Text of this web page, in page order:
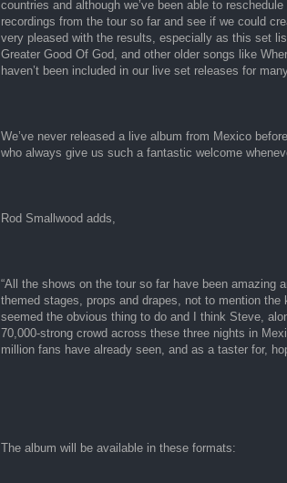
countries and although we’ve been able to
recordings from the tour so far and see if we could
very pleased with the results, especially as this set
Greater Good Of God, and other older songs like
haven’t been included in our live set releases for
We’ve never released a live album from Mexico
who always give us such a fantastic welcome
Rod Smallwood adds,
“All the shows on the tour so far have been amazing
themed stages, props and drapes, not to mention
seemed the obvious thing to do and I think Steve,
70,000-strong crowd across these three nights in
million fans have already seen, and as a taster for,
The album will be available in these formats: